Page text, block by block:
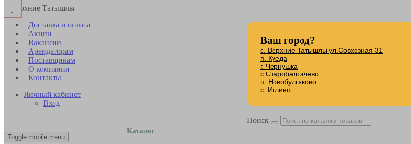
с. Верхние Татышлы
Доставка и оплата
Акции
Вакансии
Арендаторам
Поставщикам
О компании
Контакты
Личный кабинет
Вход
Toggle mobile menu
Каталог
Поиск
Ваш город?
с. Верхние Татышлы ул.Совхозная 31
п. Куеда
г. Чернушка
с.Старобалтачево
п. Новобулгаково
с. Иглино